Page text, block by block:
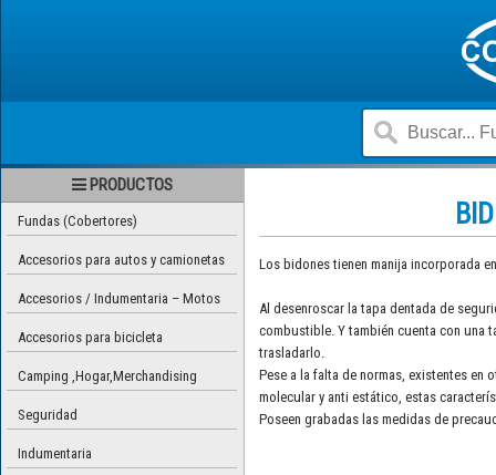
PRODUCTOS
Fundas (Cobertores)
Accesorios para autos y camionetas
Accesorios / Indumentaria – Motos
Accesorios para bicicleta
Camping ,Hogar,Merchandising
Seguridad
Indumentaria
Los bidones tienen manija incorporada
Al desenroscar la tapa dentada de
combustible. Y también cuenta con una
trasladarlo.
Pese a la falta de normas, existentes en
molecular y anti estático, estas
Poseen grabadas las medidas de